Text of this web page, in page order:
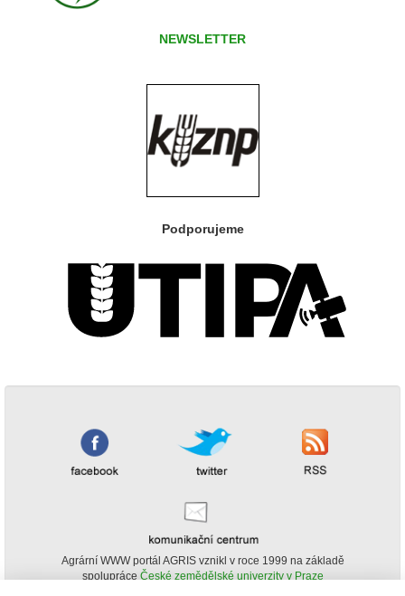
NEWSLETTER
Podporujeme
Agrární WWW portál AGRIS vznikl v roce 1999 na základě
spolupráce České zemědělské univerzity v Praze